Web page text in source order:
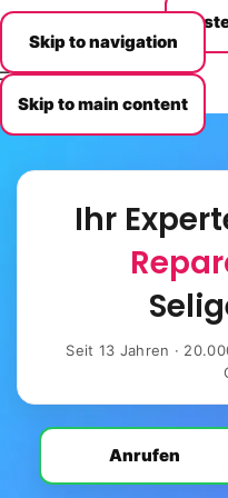
Skip to navigation
Skip to main content
MENU
Ihr
Seit 13 Jahren ·
Anrufen